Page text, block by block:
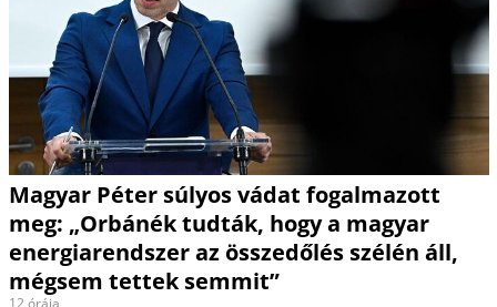
Magyar Péter súlyos vádat fogalmazott
meg: „Orbánék tudták, hogy a magyar
energiarendszer az összedőlés szélén áll,
mégsem tettek semmit”
12 órája